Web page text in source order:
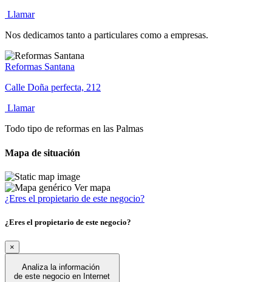
Llamar
Nos dedicamos tanto a particulares como a empresas.
Reformas Santana
Calle Doña perfecta, 212
Llamar
Todo tipo de reformas en las Palmas
Mapa de situación
Ver mapa
¿Eres el propietario de este negocio?
¿Eres el propietario de este negocio?
×
Analiza la información
de este negocio en Internet